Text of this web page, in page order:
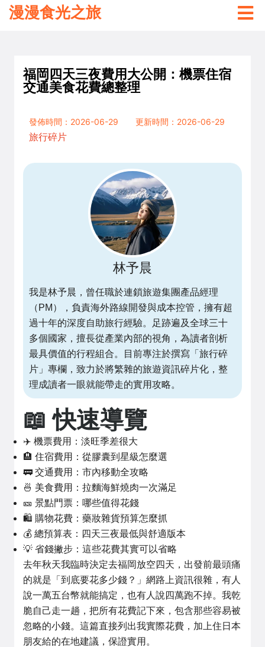
漫漫食光之旅
福岡四天三夜費用大公開：機票住宿
交通美食花費總整理
發佈時間：2026-06-29
更新時間：2026-06-29
旅行碎片
林予晨
我是林予晨，曾任職於連鎖旅遊集團產品經理
（PM），負責海外路線開發與成本控管，擁有超
過十年的深度自助旅行經驗。足跡遍及全球三十
多個國家，擅長從產業內部的視角，為讀者剖析
最具價值的行程組合。目前專注於撰寫「旅行碎
片」專欄，致力於將繁雜的旅遊資訊碎片化，整
理成讀者一眼就能帶走的實用攻略。
📖 快速導覽
✈️ 機票費用：淡旺季差很大
🏨 住宿費用：從膠囊到星級怎麼選
🚃 交通費用：市內移動全攻略
🍜 美食費用：拉麵海鮮燒肉一次滿足
🎫 景點門票：哪些值得花錢
🛍️ 購物花費：藥妝雜貨預算怎麼抓
💰 總預算表：四天三夜最低與舒適版本
💡 省錢撇步：這些花費其實可以省略
去年秋天我臨時決定去福岡放空四天，出發前最頭痛
的就是「到底要花多少錢？」網路上資訊很雜，有人
說一萬五台幣就能搞定，也有人說四萬跑不掉。我乾
脆自己走一趟，把所有花費記下來，包含那些容易被
忽略的小錢。這篇直接列出我實際花費，加上住日本
朋友給的在地建議，保證實用。